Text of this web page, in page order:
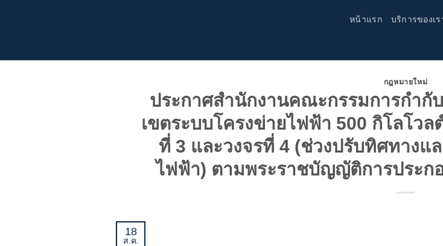
เนื้อหา
หน้าแรก บริการของเร
กฎหมายใหม่
ประกาศสำนักงานคณะกรรมการกำกั
เขตระบบโครงข่ายไฟฟ้า 500 กิโลโว
ที่ 3 และวงจรที่ 4 (ช่วงปรับทิศทางแ
ไฟฟ้า) ตามพระราชบัญญัติการประก
18
ส.ค.